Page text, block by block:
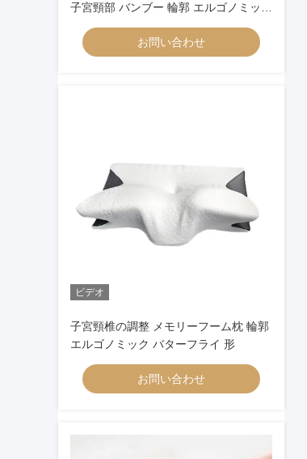
子宮頸部 バンブー 輪郭 エルゴノミック
メモリー 泡 枕 整形頭
お問い合わせ
ビデオ
子宮頸椎の調整 メモリーフーム枕 輪郭
エルゴノミック バターフライ 形
お問い合わせ